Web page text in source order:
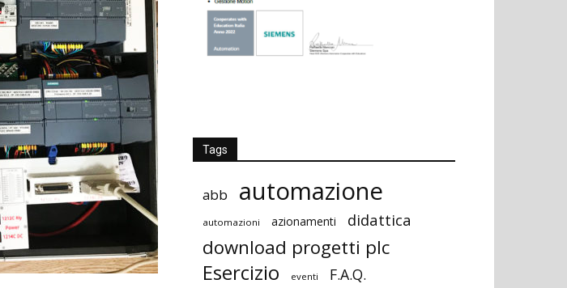
Tags
abb automazione
automazioni azionamenti didattica
download progetti plc
Esercizio eventi F.A.Q.